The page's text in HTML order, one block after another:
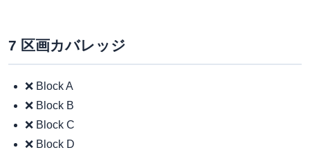
7 区画カバレッジ
❌ Block A
❌ Block B
❌ Block C
❌ Block D